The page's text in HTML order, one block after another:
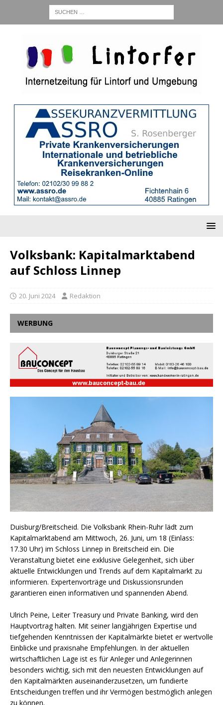
Volksbank: Kapitalmarktabend
auf Schloss Linnep
20. Juni 2024 Redaktion
WERBUNG
Duisburg/Breitscheid. Die Volksbank Rhein-Ruhr lädt zum
Kapitalmarktabend am Mittwoch, 26. Juni, um 18 (Einlass:
17.30 Uhr) im Schloss Linnep in Breitscheid ein. Die
Veranstaltung bietet eine exklusive Gelegenheit, sich über
aktuelle Entwicklungen und Trends auf dem Kapitalmarkt zu
informieren. Expertenvorträge und Diskussionsrunden
garantieren einen informativen und spannenden Abend.
Ulrich Peine, Leiter Treasury und Private Banking, wird den
Hauptvortrag halten. Mit seiner langjährigen Expertise und
tiefgehenden Kenntnissen der Kapitalmärkte bietet er wertvolle
Einblicke und praxisnahe Empfehlungen. In der aktuellen
wirtschaftlichen Lage ist es für Anleger und Anlegerinnen
besonders wichtig, sich mit den neuesten Entwicklungen auf
den Kapitalmärkten auseinanderzusetzen, um fundierte
Entscheidungen treffen und ihr Vermögen bestmöglich anlegen
zu können.